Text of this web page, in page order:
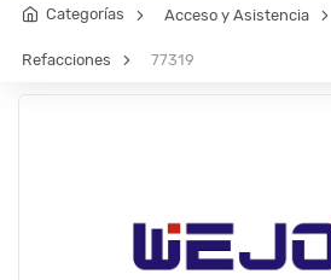
Categorías Acceso y Asistencia
Refacciones 77319